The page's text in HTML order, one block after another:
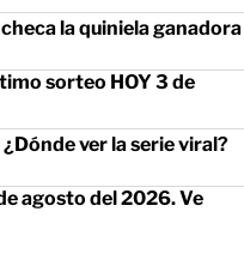
la quiniela ganadora
sorteo HOY 3 de
ver la serie viral?
agosto del 2026. Ve